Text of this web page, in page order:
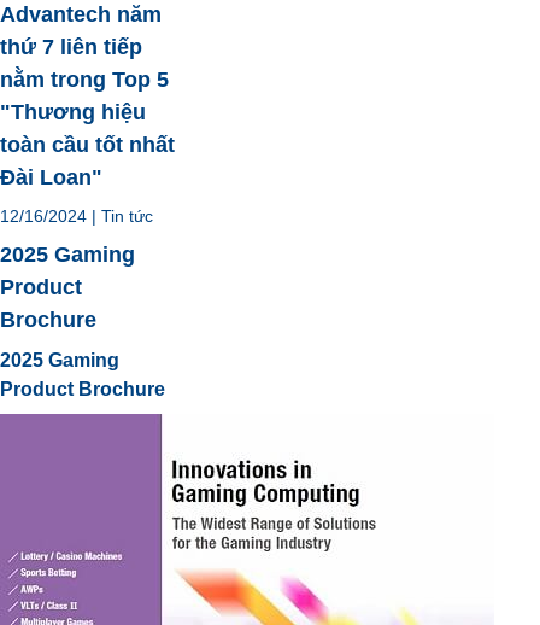
Advantech năm
thứ 7 liên tiếp
nằm trong Top 5
"Thương hiệu
toàn cầu tốt nhất
Đài Loan"
12/16/2024 | Tin tức
2025 Gaming
Product
Brochure
2025 Gaming
Product Brochure